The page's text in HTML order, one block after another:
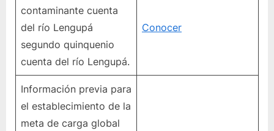
contaminante cuenta
del río Lengupá
segundo quinquenio
cuenta del río Lengupá.
Conocer
Información previa para
el establecimiento de la
meta de carga global